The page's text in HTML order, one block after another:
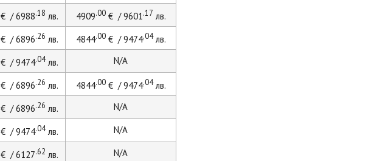
€ / 6988.18 лв. 4909.00€ / 9601.17 лв.
€ / 6896.26 лв. 4844.00€ / 9474.04лв.
€ / 9474.04лв. N/A
€ / 6896.26 лв. 4844.00€ / 9474.04лв.
€ / 6896.26 лв.
N/A
€ / 9474.04лв. N/A
€ / 6127.62 лв. N/A